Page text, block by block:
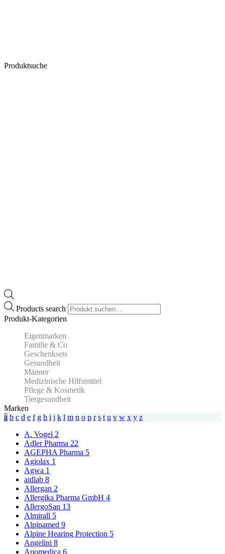
Produktsuche
Products search
Produkt-Kategorien
Eigenmarken
Familie & Co
Geschenksets
Gesundheit
Männer
Medizinische Hilfsmittel
Pflege & Kosmetik
Tiergesundheit
Marken
a b c d e f g h i j k l m n o p r s t u v w x y z
A. Vogel 2
Adler Pharma 22
AGEPHA Pharma 5
Agiolax 1
Agwa 1
aidlab 8
Allergan 2
Allergika Pharma GmbH 4
AllergoSan 13
Almirall 5
Alpinamed 9
Alpine Hearing Protection 5
Angelini 8
Apomedica 6